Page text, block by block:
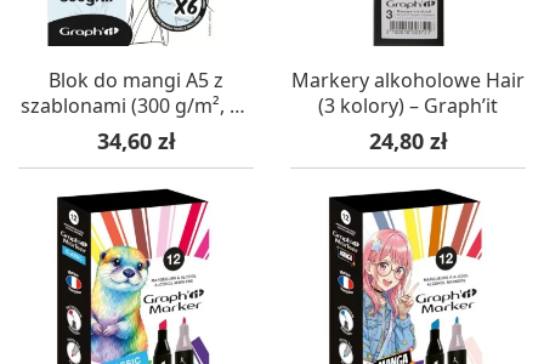
Blok do mangi A5 z
szablonami (300 g/m², 25
arkuszy) – Graph’it
Cena
34,60 zł
Markery alkoholowe Hair
(3 kolory) – Graph’it
Cena
24,80 zł